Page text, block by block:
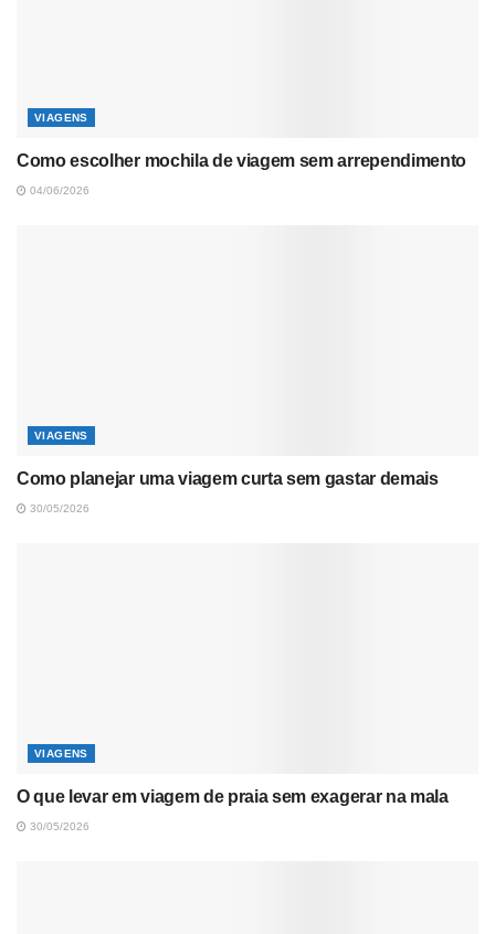
VIAGENS
Como escolher mochila de viagem sem arrependimento
04/06/2026
VIAGENS
Como planejar uma viagem curta sem gastar demais
30/05/2026
VIAGENS
O que levar em viagem de praia sem exagerar na mala
30/05/2026